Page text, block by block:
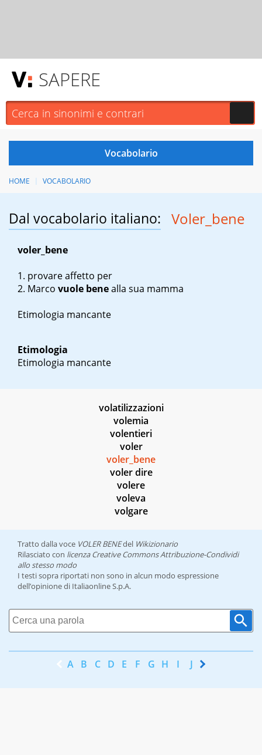
SAPERE
HOME VOCABOLARIO
Dal vocabolario italiano: Voler_bene
voler_bene
provare affetto per
Marco vuole benealla sua mamma
Etimologia mancante
Etimologia
Etimologia mancante
volatilizzazioni
volemia
volentieri
voler
voler_bene
voler dire
volere
voleva
volgare
Tratto dalla voce VOLER BENEdel Wikizionario
Rilasciato con licenza Creative Commons Attribuzione-Condividi
allo stesso modo
I testi sopra riportati non sono in alcun modo espressione
dell’opinione di Italiaonline S.p.A.
A B C D E F G H I J K